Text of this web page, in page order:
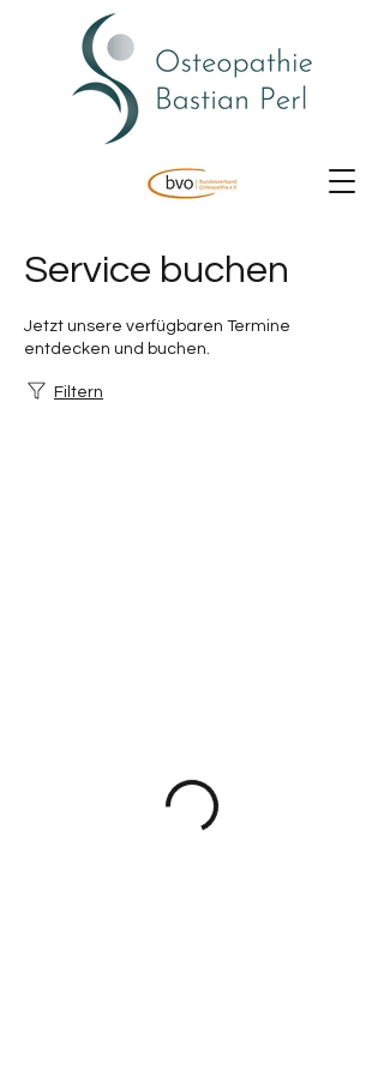
Service buchen
Jetzt unsere verfügbaren Termine
entdecken und buchen.
Filtern